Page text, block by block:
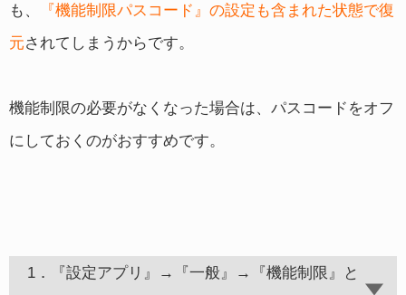
も、
『機能制限パスコード』の設定も含まれた状態で復
元されてしまうからです。
機能制限の必要がなくなった場合は、パスコードをオフ
にしておくのがおすすめです。
1．『設定アプリ』→『一般』→『機能制限』と